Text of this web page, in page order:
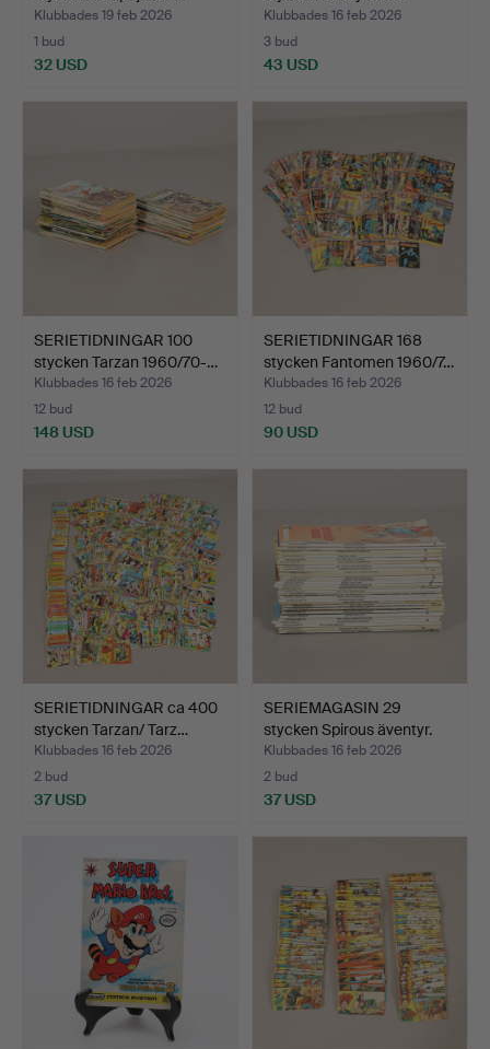
Klubbades 19 feb 2026
1 bud
32 USD
Klubbades 16 feb 2026
3 bud
43 USD
SERIETIDNINGAR 100
stycken Tarzan 1960/70-…
Klubbades 16 feb 2026
12 bud
148 USD
SERIETIDNINGAR 168
stycken Fantomen 1960/7…
Klubbades 16 feb 2026
12 bud
90 USD
SERIETIDNINGAR ca 400
stycken Tarzan/ Tarz…
Klubbades 16 feb 2026
2 bud
37 USD
SERIEMAGASIN 29
stycken Spirous äventyr.
Klubbades 16 feb 2026
2 bud
37 USD